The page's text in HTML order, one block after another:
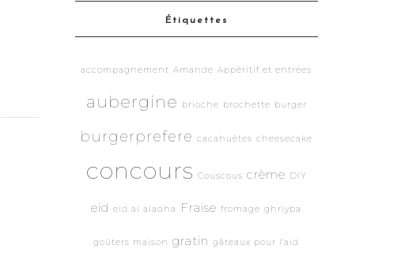
Étiquettes
accompagnement Amande Appéritif et entrées
aubergine brioche brochette burger
burgerprefere cacahuètes cheesecake
concours Couscous crème DIY
eid eid al aladha Fraise fromage ghriyba
goûters maison gratin gâteaux pour l'aid